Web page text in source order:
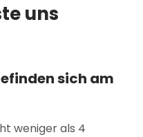
uns
sich am
weniger als 4